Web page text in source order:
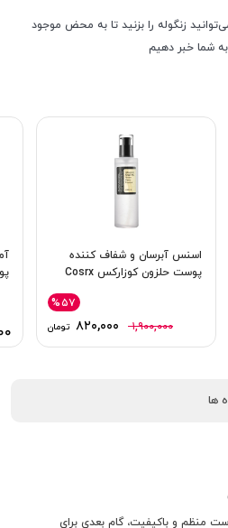
زنگوله را بزنید تا به محض موجود
شما خبر دهیم
اسنس آبرسان و شفاف کننده
پوست حلزون کوزارکس Cosrx
۱,۹۰۰,۰۰۰ ۸۲۰,۰۰۰ تومان
%۵۷
ها
منظم و باکیفیت، گام بعدی برای